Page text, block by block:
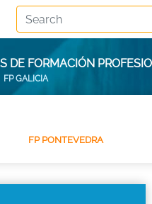
DE FORMACIÓN
FP GALICIA
FP PONTEVEDRA